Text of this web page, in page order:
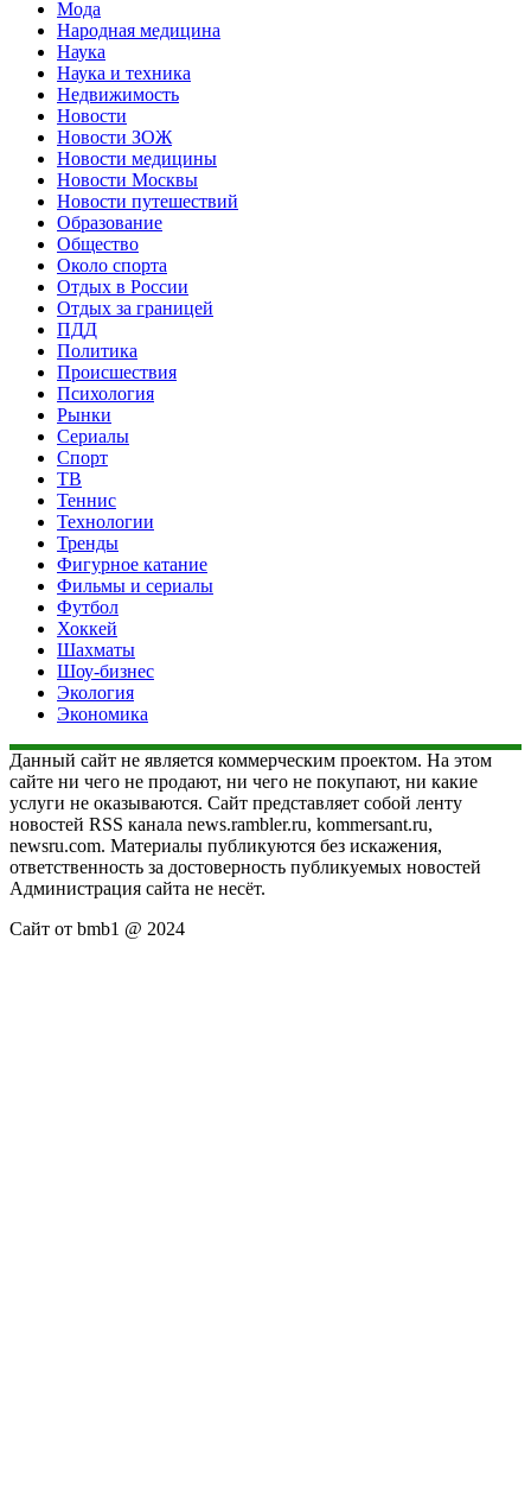
Мода
Народная медицина
Наука
Наука и техника
Недвижимость
Новости
Новости ЗОЖ
Новости медицины
Новости Москвы
Новости путешествий
Образование
Общество
Около спорта
Отдых в России
Отдых за границей
ПДД
Политика
Происшествия
Психология
Рынки
Сериалы
Спорт
ТВ
Теннис
Технологии
Тренды
Фигурное катание
Фильмы и сериалы
Футбол
Хоккей
Шахматы
Шоу-бизнес
Экология
Экономика
Данный сайт не является коммерческим проектом. На этом
сайте ни чего не продают, ни чего не покупают, ни какие
услуги не оказываются. Сайт представляет собой ленту
новостей RSS канала news.rambler.ru, kommersant.ru,
newsru.com. Материалы публикуются без искажения,
ответственность за достоверность публикуемых новостей
Администрация сайта не несёт.
Сайт от bmb1 @ 2024